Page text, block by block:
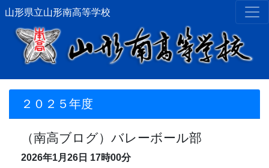
山形県立山形南高等学校
２０２５年度
（南高ブログ）バレーボール部
2026年1月26日 17時00分